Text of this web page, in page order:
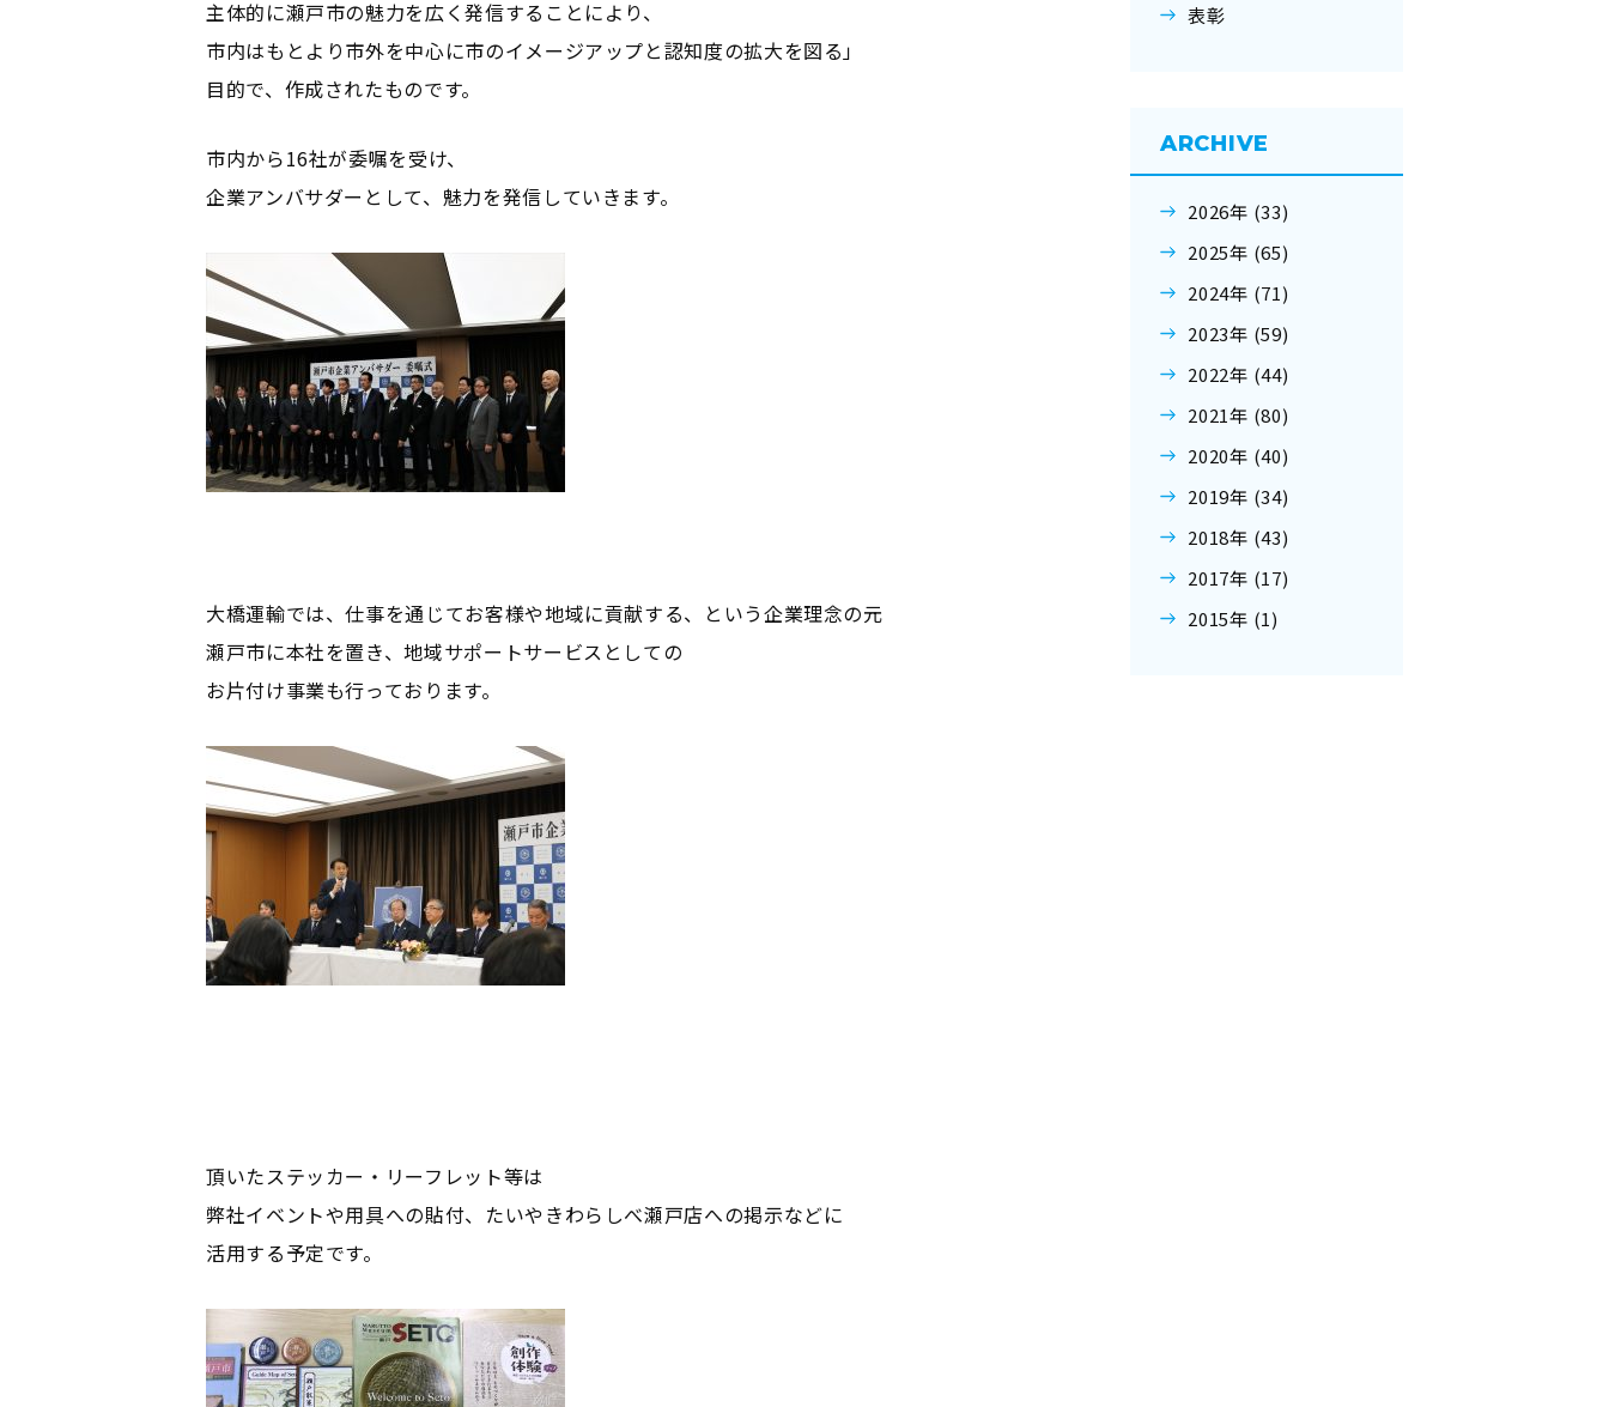
主体的に瀬戸市の魅力を広く発信することにより、
市内はもとより市外を中心に市のイメージアップと認知度の拡大を図る」
目的で、作成されたものです。
市内から16社が委嘱を受け、
企業アンバサダーとして、魅力を発信していきます。
大橋運輸では、仕事を通じてお客様や地域に貢献する、という企業理念の元
瀬戸市に本社を置き、地域サポートサービスとしての
お片付け事業も行っております。
頂いたステッカー・リーフレット等は
弊社イベントや用具への貼付、たいやきわらしべ瀬戸店への掲示などに
活用する予定です。
表彰
ARCHIVE
2026年 (33)
2025年 (65)
2024年 (71)
2023年 (59)
2022年 (44)
2021年 (80)
2020年 (40)
2019年 (34)
2018年 (43)
2017年 (17)
2015年 (1)